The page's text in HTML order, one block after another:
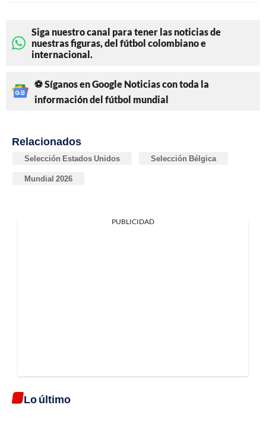
Siga nuestro canal para tener las noticias de
nuestras figuras, del fútbol colombiano e
internacional.
⚽ Síganos en Google Noticias con toda la
información del fútbol mundial
Relacionados
Selección Estados Unidos Selección Bélgica
Mundial 2026
PUBLICIDAD
Lo último